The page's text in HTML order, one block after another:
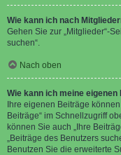
Wie kann ich nach
Gehen Sie zur „Mitglieder“-
suchen“.
Nach oben
Wie kann ich meine
Ihre eigenen Beiträge
Beiträge“ im Schnellzugriff
können Sie auch „Ihre
„Beiträge des Benutzers
Benutzen Sie die erweiterte